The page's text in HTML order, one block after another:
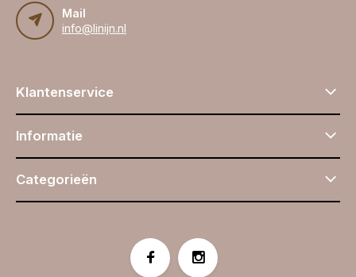
Mail
info@linijn.nl
Klantenservice
Informatie
Categorieën